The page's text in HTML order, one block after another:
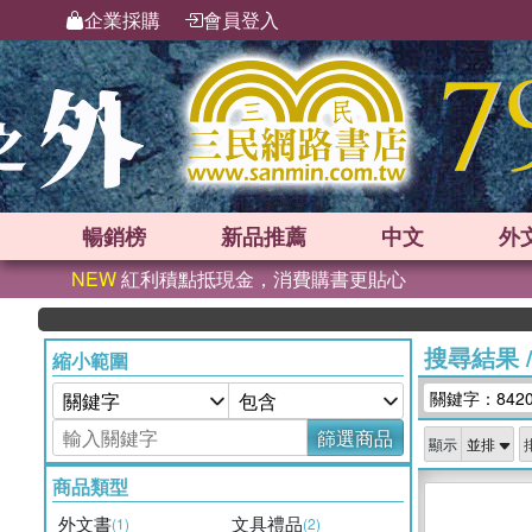
企業採購 會員登入
暢銷榜 新品推薦 中文 外
NEW紅利積點抵現金，消費購書更貼心
縮小範圍
篩選商品
商品類型
外文書(1) 文具禮品(2)
搜尋結果
關鍵字：
顯示